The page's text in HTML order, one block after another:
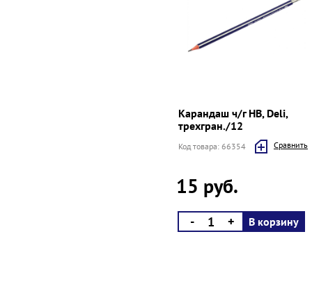
Карандаш ч/г HB, Deli,
трехгран./12
Код товара: 66354 Cравнить
15 руб.
- + В корзину